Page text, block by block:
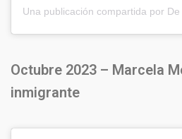
Octubre 2023 – Marcela
inmigrante